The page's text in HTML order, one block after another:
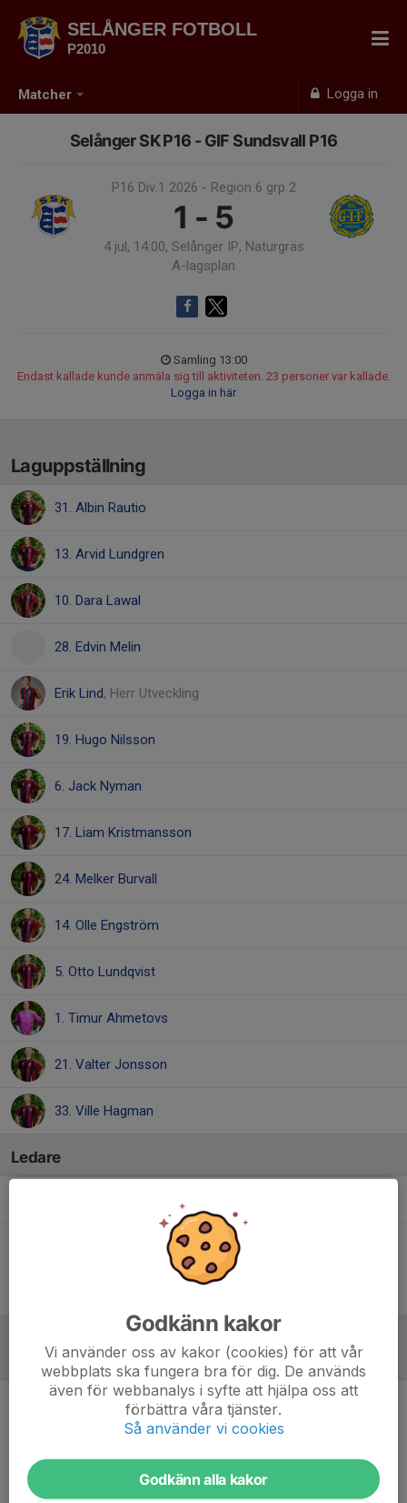
Matcher Logga in
SELÅNGER FOTBOLL
P2010
Selånger SK P16 - GIF Sundsvall P16
P16 Div.1 2026 - Region 6 grp 2
1 - 5
4 jul, 14:00, Selånger IP, Naturgräs
A-lagsplan
Samling 13:00
Endast kallade kunde anmäla sig till aktiviteten. 23 personer var kallade.
Logga in här
Laguppställning
31. Albin Rautio
13. Arvid Lundgren
10. Dara Lawal
28. Edvin Melin
Erik Lind, Herr Utveckling
19. Hugo Nilsson
6. Jack Nyman
17. Liam Kristmansson
24. Melker Burvall
14. Olle Engström
5. Otto Lundqvist
1. Timur Ahmetovs
21. Valter Jonsson
33. Ville Hagman
Ledare
Tränare
Referat
Inget referat skrivet
Godkänn kakor
Vi använder oss av kakor (cookies) för att vår
webbplats ska fungera bra för dig. De används
även för webbanalys i syfte att hjälpa oss att
förbättra våra tjänster.
Så använder vi cookies
Godkänn alla kakor